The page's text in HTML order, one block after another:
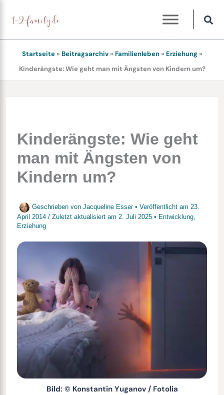
Inhalt
springen
Startseite» Beitragsarchiv» Familienleben» Erziehung»
Kinderängste: Wie geht man mit Ängsten von Kindern um?
Kinderängste: Wie geht
man mit Ängsten von
Kindern um?
Geschrieben von Jacqueline Esser • Veröffentlicht am 23.
April 2014 / Zuletzt aktualisiert am 2. Juli 2025• Entwicklung,
Erziehung
Bild: © Konstantin Yuganov / Fotolia